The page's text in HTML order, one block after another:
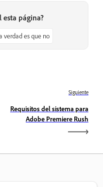
esta página?
verdad es que no
Siguiente
Requisitos del sistema para
Adobe Premiere Rush